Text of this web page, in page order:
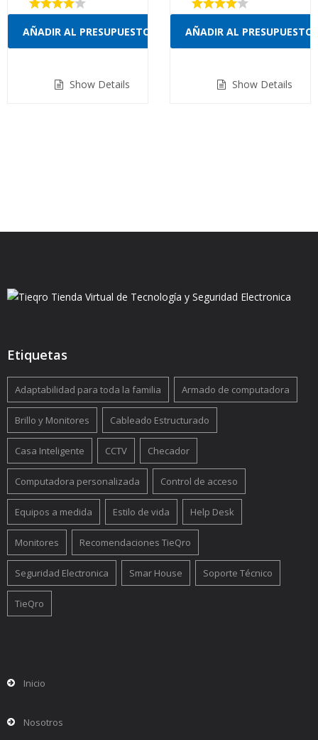
Valorado
con
AÑADIR AL PRESUPUESTO
Show Details
Valorado
con
AÑADIR AL PRESUPUESTO
Show Details
Etiquetas
Adaptabilidad para toda la familia Armado de computadora
Brillo y Monitores Cableado Estructurado
Casa Inteligente CCTV Checador
Computadora personalizada Control de acceso
Equipos a medida Estilo de vida Help Desk
Monitores Recomendaciones TieQro
Seguridad Electronica Smar House Soporte Técnico
TieQro
Inicio
Nosotros